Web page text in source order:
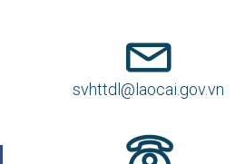
svhttdl@laocai.gov.vn